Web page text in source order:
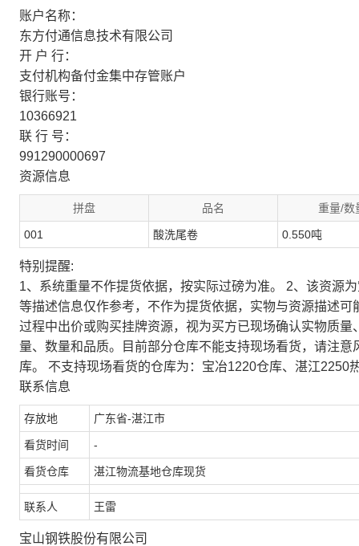
账户名称：
东方付通信息技术有限公司
开 户 行：
支付机构备付金集中存管账户
银行账号：
10366921
联 行 号：
991290000697
资源信息
拼盘 品名 重量/数
001 酸洗尾卷 0.550吨
特别提醒:
1、系统重量不作提货依据，按实际过磅为准。 2、该资源
等描述信息仅作参考，不作为提货依据，实物与资源描述
过程中出价或购买挂牌资源，视为买方已现场确认实物质
量、数量和品质。目前部分仓库不能支持现场看货，请注
库。 不支持现场看货的仓库为：宝冶1220仓库、湛江2250
联系信息
存放地 广东省-湛江市
看货时间 -
看货仓库 湛江物流基地仓库现货
联系人 王雷
宝山钢铁股份有限公司